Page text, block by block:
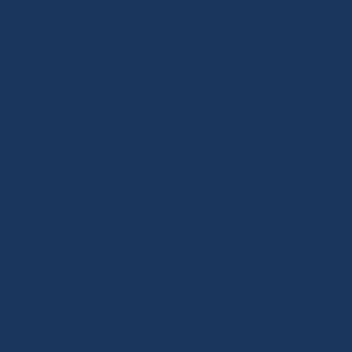
W styczniu 2026 zakończył się
W kwietniu 2025 zakończył się